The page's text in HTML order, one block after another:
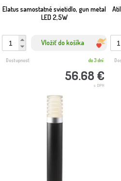
Elatus samostatné svietidlo, gun metal
LED 2,5W
Vložiť do košíka
56.68 €
s DPH
Dostupnosť: do 3 dní